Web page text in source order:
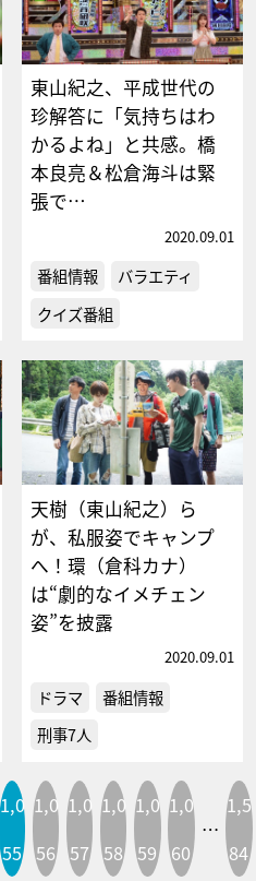
東山紀之、平成世代の
珍解答に「気持ちはわ
かるよね」と共感。橋
本良亮＆松倉海斗は緊
張で…
2020.09.01
番組情報
バラエティ
クイズ番組
天樹（東山紀之）ら
が、私服姿でキャンプ
へ！環（倉科カナ）
は“劇的なイメチェン
姿”を披露
2020.09.01
ドラマ
番組情報
刑事7人
1,0
55
1,0
56
1,0
57
1,0
58
1,0
59
1,0
60
…
1,5
84